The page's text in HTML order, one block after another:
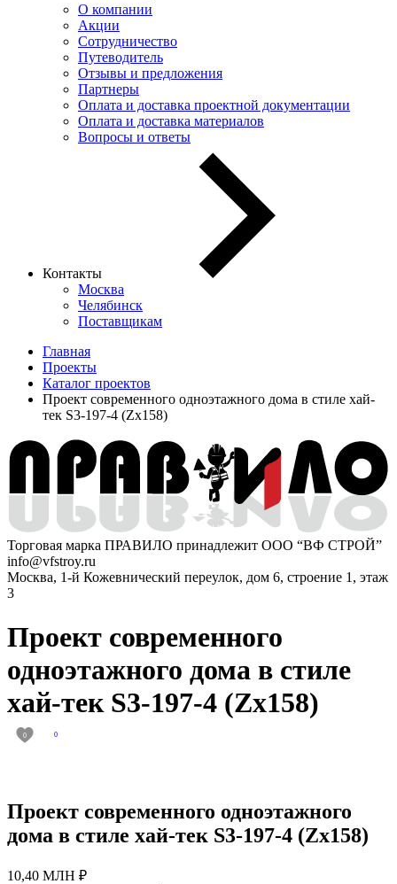
О компании
Акции
Сотрудничество
Путеводитель
Отзывы и предложения
Партнеры
Оплата и доставка проектной документации
Оплата и доставка материалов
Вопросы и ответы
Контакты
Москва
Челябинск
Поставщикам
Главная
Проекты
Каталог проектов
Проект современного одноэтажного дома в стиле хай-
тек S3-197-4 (Zx158)
Торговая марка ПРАВИЛО принадлежит ООО “ВФ СТРОЙ”
info@vfstroy.ru
Москва, 1-й Кожевнический переулок, дом 6, строение 1, этаж
3
Проект современного
одноэтажного дома в стиле
хай-тек S3-197-4 (Zx158)
0 0
Проект современного одноэтажного
дома в стиле хай-тек S3-197-4 (Zx158)
10,40 МЛН ₽